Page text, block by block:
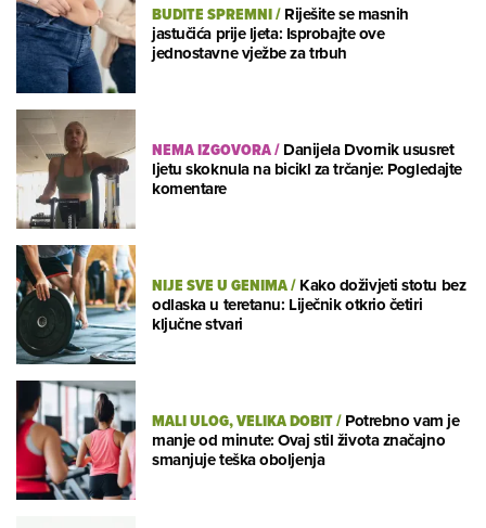
BUDITE SPREMNI/Riješite se masnih
jastučića prije ljeta: Isprobajte ove
jednostavne vježbe za trbuh
NEMA IZGOVORA/Danijela Dvornik ususret
ljetu skoknula na bicikl za trčanje: Pogledajte
komentare
NIJE SVE U GENIMA/Kako doživjeti stotu bez
odlaska u teretanu: Liječnik otkrio četiri
ključne stvari
MALI ULOG, VELIKA DOBIT/Potrebno vam je
manje od minute: Ovaj stil života značajno
smanjuje teška oboljenja